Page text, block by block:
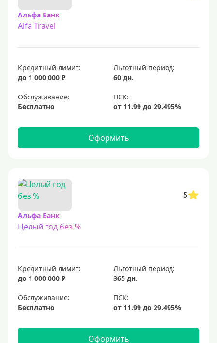
До 75 лет
До 80 лет
С 18 лет
С 20 лет
С 23 лет
Льготный период (без процентов)
С льготным периодом
50 дней
55 дней
На 90 дней
100 дней
110 дней
Альфа Банк
Alfa Travel
Кредитный лимит:
до 1 000 000 ₽
Льготный период:
60 дн.
Обслуживание:
Бесплатно
Оформить
5
Альфа Банк
Целый год без %
Кредитный лимит:
до 1 000 000 ₽
Льготный период:
365 дн.
Обслуживание:
Бесплатно
Оформить